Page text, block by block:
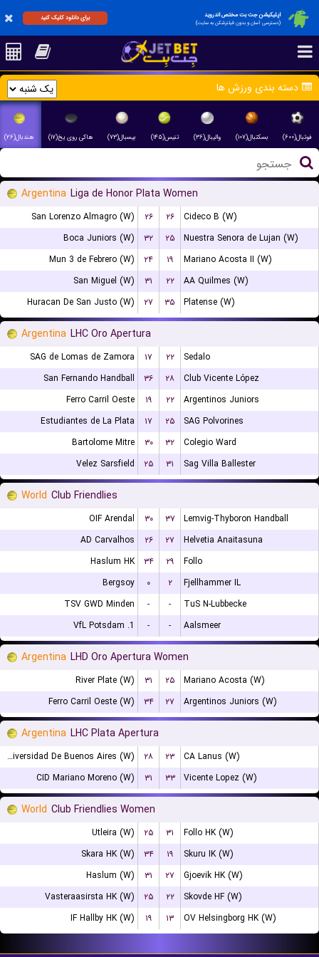
اپلیکیشن جت بت مختص اندروید
(دسترسی آسان و بدون فیلترشکن به سایت)
برای دانلود کلیک کنید
دسته بندی ورزش ها
فوتبال(۶۰۰) بسکتبال(۱۰۷) والیبال(۳۶) تنیس(۱۴۵) بیسبال(۷۳) هاکی روی یخ(۱۷) هندبال(۲۶)
Argentina Liga de Honor Plata Women
San Lorenzo Almagro (W) ۲۶ ۲۶
Cideco B (W)
Boca Juniors (W)
۳۲ ۲۵
Nuestra Senora de Lujan (W)
Mun 3 de Febrero (W)
۲۴ ۱۹
Mariano Acosta II (W)
San Miguel (W)
۳۱ ۲۲
AA Quilmes (W)
Huracan De San Justo (W)
۲۷ ۳۵ Platense (W)
Argentina LHC Oro Apertura
SAG de Lomas de Zamora ۱۷ ۲۲
Sedalo
San Fernando Handball
۳۶ ۲۸
Club Vicente López
Ferro Carril Oeste
۱۹ ۲۲
Argentinos Juniors
Estudiantes de La Plata
۱۷ ۲۵
SAG Polvorines
Bartolome Mitre
۳۰ ۳۲
Colegio Ward
Velez Sarsfield
۲۵ ۳۱ Sag Villa Ballester
World Club Friendlies
OIF Arendal ۳۰ ۳۷
Lemvig-Thyboron Handball
AD Carvalhos
۲۶ ۲۷
Helvetia Anaitasuna
Haslum HK
۳۴ ۲۹
Follo
Bergsoy
۰ ۲
Fjellhammer IL
TSV GWD Minden
- -
TuS N-Lubbecke
1. VfL Potsdam
- - Aalsmeer
Argentina LHD Oro Apertura Women
River Plate (W) ۳۱ ۲۵
Mariano Acosta (W)
Ferro Carril Oeste (W)
۳۴ ۲۷ Argentinos Juniors (W)
Argentina LHC Plata Apertura
Universidad De Buenos Aires (W) ۲۸ ۲۳
CA Lanus (W)
CID Mariano Moreno (W)
۳۱ ۳۳ Vicente Lopez (W)
World Club Friendlies Women
Utleira (W) ۲۵ ۳۱
Follo HK (W)
Skara HK (W)
۳۴ ۱۹
Skuru IK (W)
Haslum (W)
۳۱ ۲۷
Gjoevik HK (W)
Vasteraasirsta HK (W)
۲۵ ۲۲
Skovde HF (W)
IF Hallby HK (W)
۱۹ ۱۳ OV Helsingborg HK (W)